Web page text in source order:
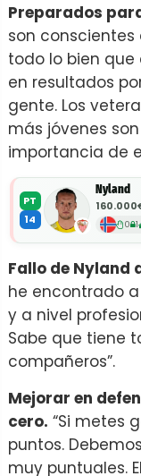
Preparados
son
todo lo bien
en resultados
gente. Los
más jóvenes
importancia de
PT
14
Nyland
0 1
Fallo de Nyland
he encontrado
y a nivel
Sabe que tiene
compañeros”.
Mejorar en
cero. “Si metes
puntos.
muy puntuales.